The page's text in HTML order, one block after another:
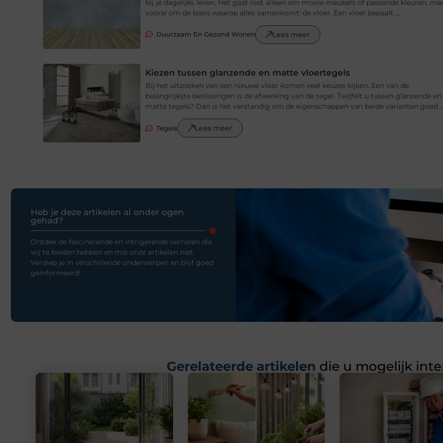
bij je dagelijks leven. Het gaat niet alleen om mooie meubels of passende kleuren,
vooral om de basis waarop alles samenkomt: de vloer. Een vloer bepaalt ...
Duurzaam En Gezond Wonen Lees meer
Kiezen tussen glanzende en matte vloertegels
Bij het uitzoeken van een nieuwe vloer komen veel keuzes kijken. Een van de
belangrijkste beslissingen is de afwerking van de tegel. Twijfelt u tussen glanzende en
matte tegels? Dan is het verstandig om de eigenschappen van beide varianten goed
Tegels Lees meer
Heb je deze artikelen al onder ogen
gehad?
Ontdek de fascinerende en intrigerende verhalen die
wij te bieden hebben en mis onze artikelen niet.
Verdiep je in verschillende onderwerpen en blijf goed
geïnformeerd!
Gerelateerde artikelen die u mogelijk